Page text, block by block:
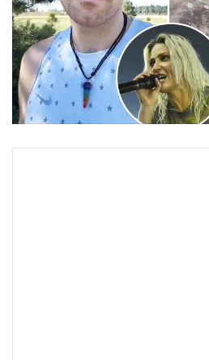
• Infographic
• การเมือง
• ท่องเที่ยว
• กีฬา
• ต่างประเทศ